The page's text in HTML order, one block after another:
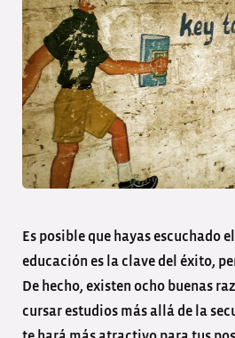
Es posible que hayas escuchado
educación es la clave del éxito,
De hecho, existen ocho buenas
cursar estudios más allá de la